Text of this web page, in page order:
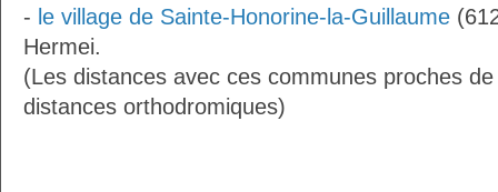
- le village de Sainte-Honorine-la-Guillaume
Hermei.
(Les distances avec ces communes proches
distances orthodromiques)